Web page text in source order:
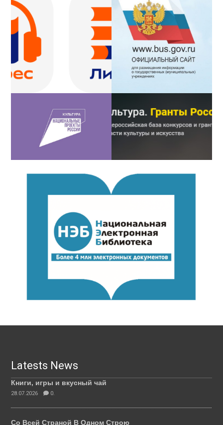
Latests News
Книги, игры и вкусный чай
28.07.2026 0.
Со Всей Страной В Одном Строю